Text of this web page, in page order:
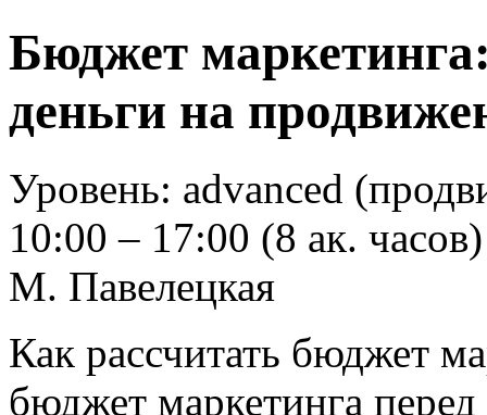
Бюджет
деньги на
Уровень: advanced
10:00 – 17:00 (8 ак. часов)
М. Павелецкая
Как рассчитать бюджет
бюджет маркетинга